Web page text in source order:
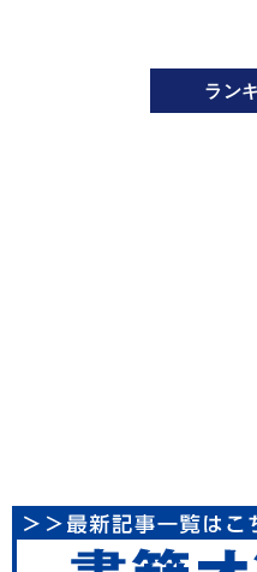
ラン